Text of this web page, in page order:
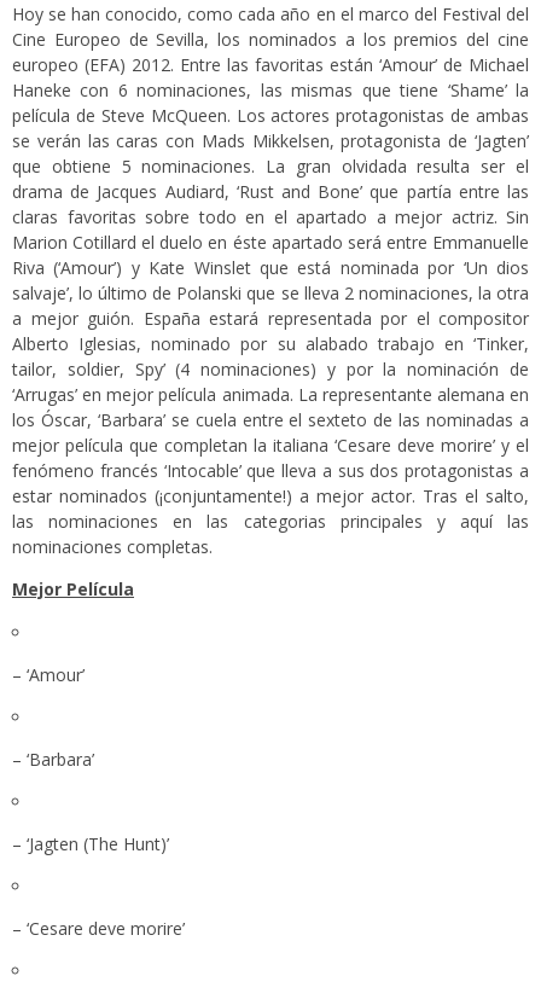
Hoy se han conocido, como cada año en el marco del Festival del
Cine Europeo de Sevilla, los nominados a los premios del cine
europeo (EFA) 2012. Entre las favoritas están ‘Amour’ de Michael
Haneke con 6 nominaciones, las mismas que tiene ‘Shame’ la
película de Steve McQueen. Los actores protagonistas de ambas
se verán las caras con Mads Mikkelsen, protagonista de ‘Jagten’
que obtiene 5 nominaciones. La gran olvidada resulta ser el
drama de Jacques Audiard, ‘Rust and Bone’ que partía entre las
claras favoritas sobre todo en el apartado a mejor actriz. Sin
Marion Cotillard el duelo en éste apartado será entre Emmanuelle
Riva (‘Amour’) y Kate Winslet que está nominada por ‘Un dios
salvaje’, lo último de Polanski que se lleva 2 nominaciones, la otra
a mejor guión. España estará representada por el compositor
Alberto Iglesias, nominado por su alabado trabajo en ‘Tinker,
tailor, soldier, Spy’ (4 nominaciones) y por la nominación de
‘Arrugas’ en mejor película animada. La representante alemana en
los Óscar, ‘Barbara’ se cuela entre el sexteto de las nominadas a
mejor película que completan la italiana ‘Cesare deve morire’ y el
fenómeno francés ‘Intocable’ que lleva a sus dos protagonistas a
estar nominados (¡conjuntamente!) a mejor actor. Tras el salto,
las nominaciones en las categorias principales y aquí las
nominaciones completas.
Mejor Película
– ‘Amour’
– ‘Barbara’
– ‘Jagten (The Hunt)’
– ‘Cesare deve morire’